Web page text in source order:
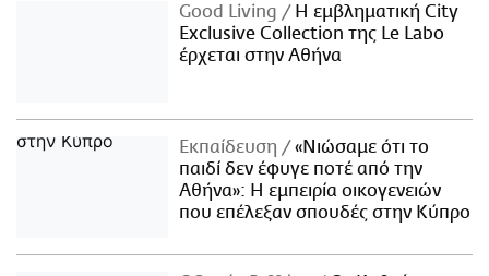
Good Living
Η εμβληματική City
Exclusive Collection της Le Labo
έρχεται στην Αθήνα
Εκπαίδευση
«Νιώσαμε ότι το
παιδί δεν έφυγε ποτέ από την
Αθήνα»: Η εμπειρία οικογενειών
που επέλεξαν σπουδές στην Κύπρο